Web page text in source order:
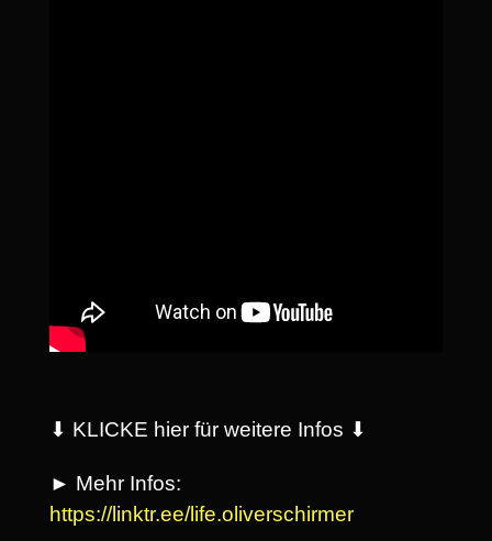
⬇ KLICKE hier für weitere Infos ⬇
► Mehr Infos:
https://linktr.ee/life.oliverschirmer